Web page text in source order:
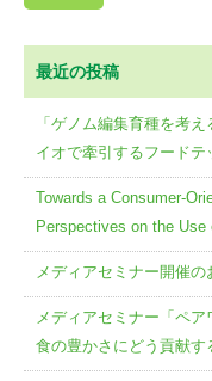
最近の投稿
「ゲノム編集育種を考
イオで牽引するフードテ
Towards a Consumer-
Perspectives on the
メディアセミナー開催の
メディアセミナー「ペ
食の豊かさにどう貢献す